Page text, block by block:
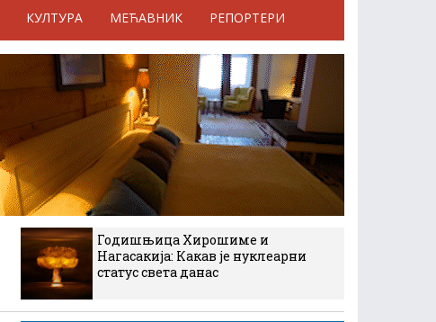
КУЛТУРА МЕЋАВНИК РЕПОРТЕРИ
Годишњица Хирошиме и
Нагасакија: Какав је нуклеарни
статус света данас